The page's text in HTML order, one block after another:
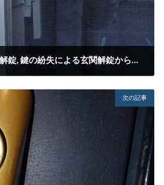
TOSTEM クレセントの解錠, 鍵の紛失による玄関解錠からの変更
次の記事